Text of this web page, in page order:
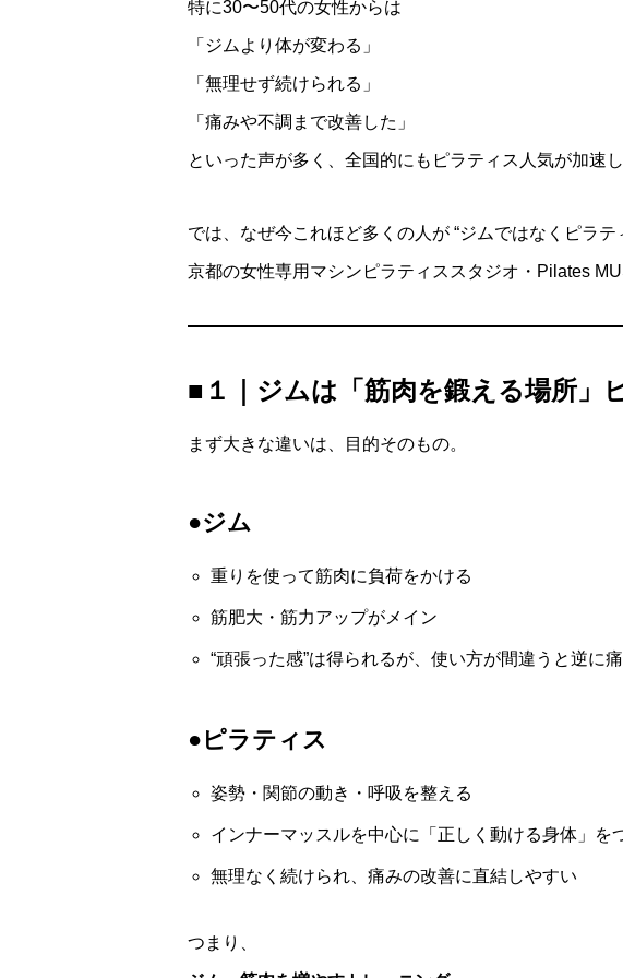
特に30〜50代の女性からは
「ジムより体が変わる」
「無理せず続けられる」
「痛みや不調まで改善した」
といった声が多く、全国的にもピラティス人気が加速し
では、なぜ今これほど多くの人が “ジムではなくピラ
京都の女性専用マシンピラティススタジオ・Pilates
■１｜ジムは「筋肉を鍛える場所」
まず大きな違いは、目的そのもの。
●ジム
重りを使って筋肉に負荷をかける
筋肥大・筋力アップがメイン
“頑張った感”は得られるが、使い方が間違うと逆に
●ピラティス
姿勢・関節の動き・呼吸を整える
インナーマッスルを中心に「正しく動ける身体」を
無理なく続けられ、痛みの改善に直結しやすい
つまり、